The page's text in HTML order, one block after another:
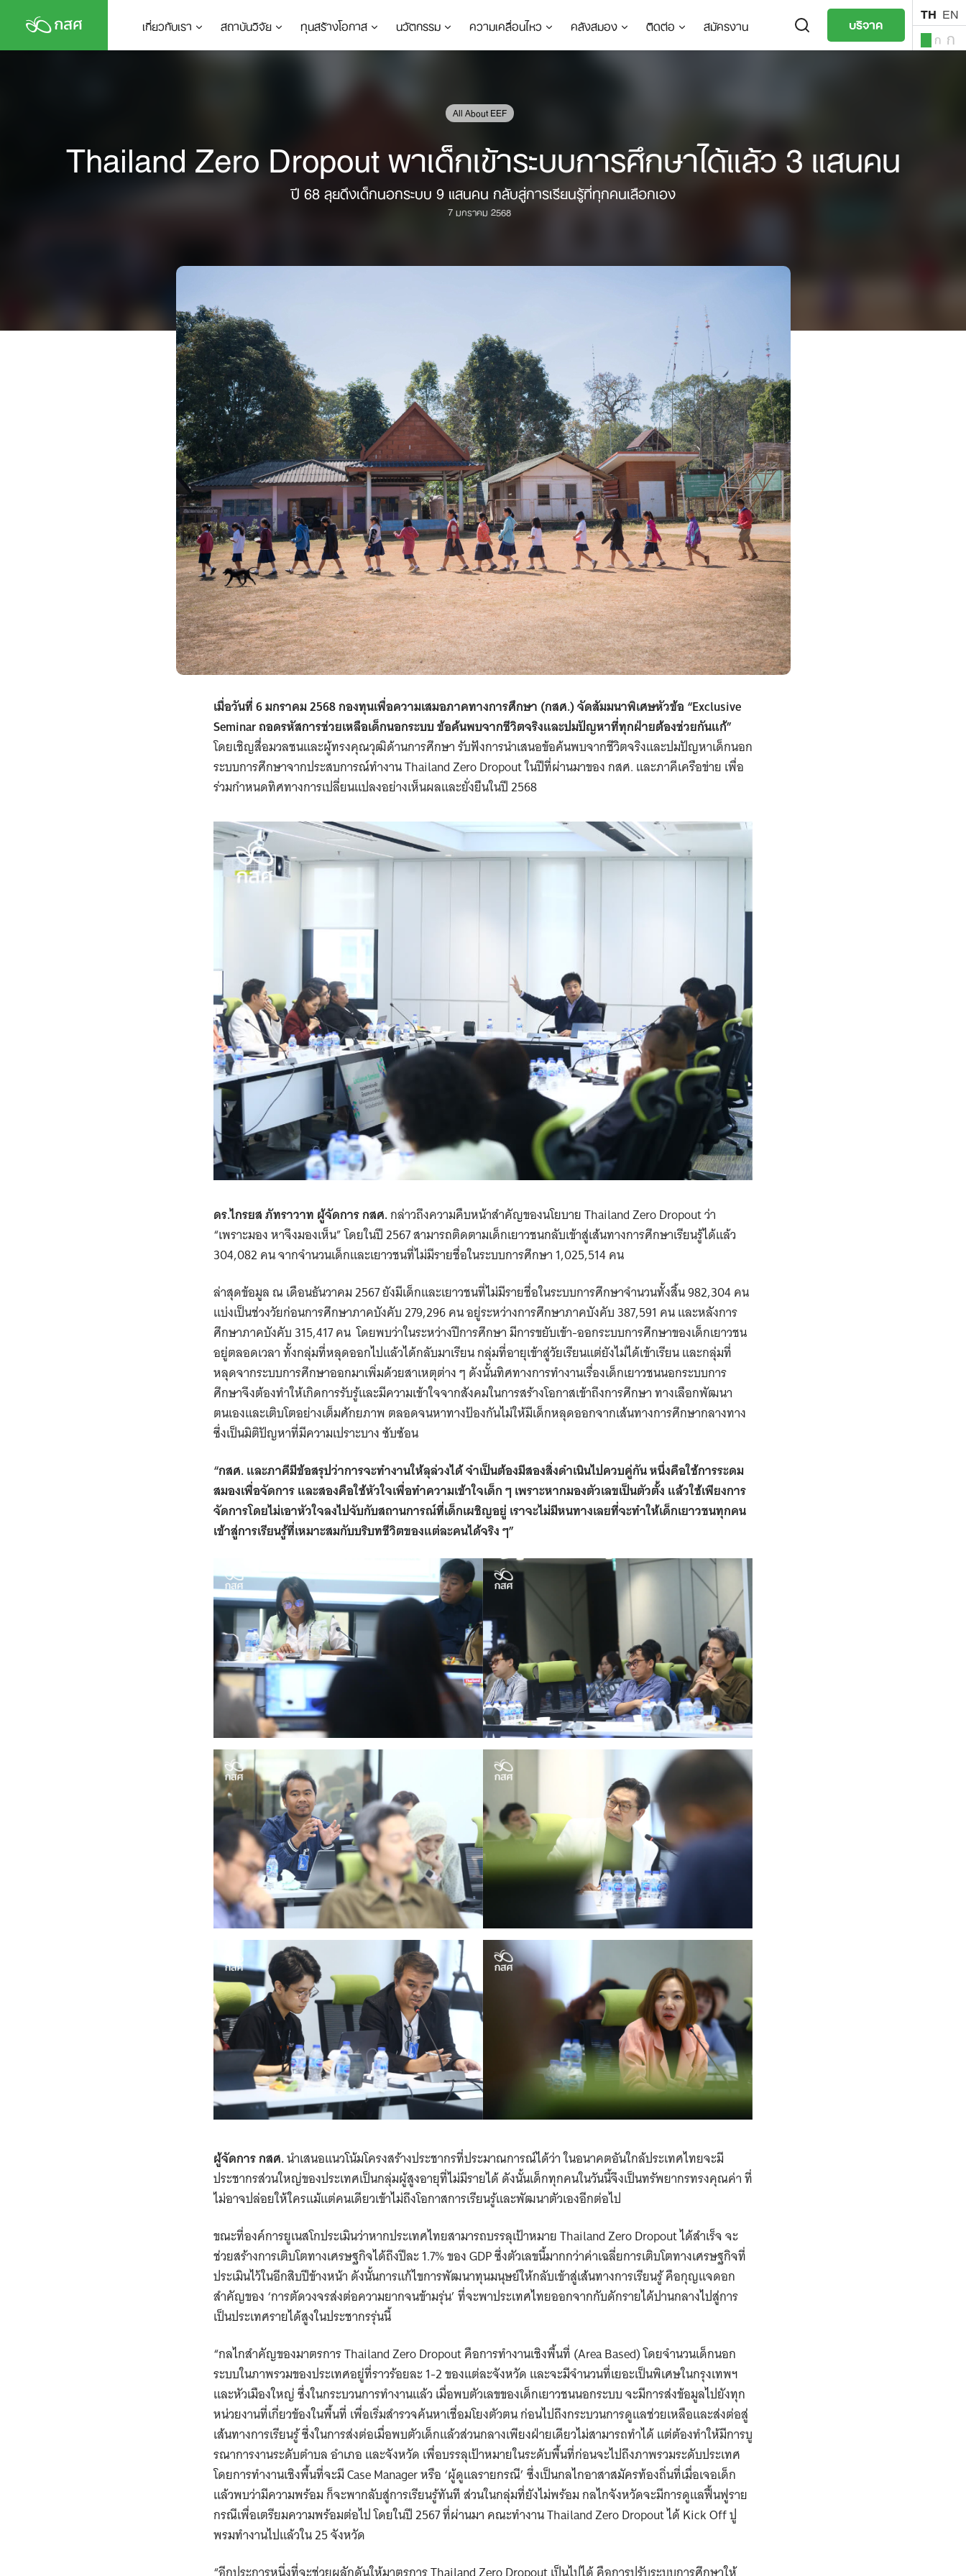
content
เกี่ยวกับเรา สถาบันวิจัย ทุนสร้างโอกาส นวัตกรรม ความเคลื่อนไหว คลังสมอง ติดต่อ สมัครงาน บริจาค TH EN
ก ก
Search
for:
All About EEF
Thailand Zero Dropout พาเด็กเข้าระบบการศึกษาได้แล้ว 3 แสนคน
ปี 68 ลุยดึงเด็กนอกระบบ 9 แสนคน กลับสู่การเรียนรู้ที่ทุกคนเลือกเอง
7 มกราคม 2568
เมื่อวันที่ 6 มกราคม 2568 กองทุนเพื่อความเสมอภาคทางการศึกษา (กสศ.) จัดสัมมนาพิเศษหัวข้อ “Exclusive
Seminar ถอดรหัสการช่วยเหลือเด็กนอกระบบ ข้อค้นพบจากชีวิตจริงและปมปัญหาที่ทุกฝ่ายต้องช่วยกันแก้”
โดยเชิญสื่อมวลชนและผู้ทรงคุณวุฒิด้านการศึกษา รับฟังการนำเสนอข้อค้นพบจากชีวิตจริงและปมปัญหาเด็กนอก
ระบบการศึกษาจากประสบการณ์ทำงาน Thailand Zero Dropout ในปีที่ผ่านมาของ กสศ. และภาคีเครือข่าย เพื่อ
ร่วมกำหนดทิศทางการเปลี่ยนแปลงอย่างเห็นผลและยั่งยืนในปี 2568
ดร.ไกรยส ภัทราวาท ผู้จัดการ กสศ.กล่าวถึงความคืบหน้าสำคัญของนโยบาย Thailand Zero Dropout ว่า
“เพราะมอง หาจึงมองเห็น” โดยในปี 2567 สามารถติดตามเด็กเยาวชนกลับเข้าสู่เส้นทางการศึกษาเรียนรู้ได้แล้ว
304,082 คน จากจำนวนเด็กและเยาวชนที่ไม่มีรายชื่อในระบบการศึกษา 1,025,514 คน
ล่าสุดข้อมูล ณ เดือนธันวาคม 2567 ยังมีเด็กและเยาวชนที่ไม่มีรายชื่อในระบบการศึกษาจำนวนทั้งสิ้น 982,304 คน
แบ่งเป็นช่วงวัยก่อนการศึกษาภาคบังคับ 279,296 คน อยู่ระหว่างการศึกษาภาคบังคับ 387,591 คน และหลังการ
ศึกษาภาคบังคับ 315,417 คน โดยพบว่าในระหว่างปีการศึกษา มีการขยับเข้า-ออกระบบการศึกษาของเด็กเยาวชน
อยู่ตลอดเวลา ทั้งกลุ่มที่หลุดออกไปแล้วได้กลับมาเรียน กลุ่มที่อายุเข้าสู่วัยเรียนแต่ยังไม่ได้เข้าเรียน และกลุ่มที่
หลุดจากระบบการศึกษาออกมาเพิ่มด้วยสาเหตุต่าง ๆ ดังนั้นทิศทางการทำงานเรื่องเด็กเยาวชนนอกระบบการ
ศึกษาจึงต้องทำให้เกิดการรับรู้และมีความเข้าใจจากสังคมในการสร้างโอกาสเข้าถึงการศึกษา ทางเลือกพัฒนา
ตนเองและเติบโตอย่างเต็มศักยภาพ ตลอดจนหาทางป้องกันไม่ให้มีเด็กหลุดออกจากเส้นทางการศึกษากลางทาง
ซึ่งเป็นมิติปัญหาที่มีความเปราะบาง ซับซ้อน
“กสศ. และภาคีมีข้อสรุปว่าการจะทำงานให้ลุล่วงได้ จำเป็นต้องมีสองสิ่งดำเนินไปควบคู่กัน หนึ่งคือใช้การระดม
สมองเพื่อจัดการ และสองคือใช้หัวใจเพื่อทำความเข้าใจเด็ก ๆ เพราะหากมองตัวเลขเป็นตัวตั้ง แล้วใช้เพียงการ
จัดการโดยไม่เอาหัวใจลงไปจับกับสถานการณ์ที่เด็กเผชิญอยู่ เราจะไม่มีหนทางเลยที่จะทำให้เด็กเยาวชนทุกคน
เข้าสู่การเรียนรู้ที่เหมาะสมกับบริบทชีวิตของแต่ละคนได้จริง ๆ”
ผู้จัดการ กสศ.นำเสนอแนวโน้มโครงสร้างประชากรที่ประมาณการณ์ได้ว่า ในอนาคตอันใกล้ประเทศไทยจะมี
ประชากรส่วนใหญ่ของประเทศเป็นกลุ่มผู้สูงอายุที่ไม่มีรายได้ ดังนั้นเด็กทุกคนในวันนี้จึงเป็นทรัพยากรทรงคุณค่า ที่
ไม่อาจปล่อยให้ใครแม้แต่คนเดียวเข้าไม่ถึงโอกาสการเรียนรู้และพัฒนาตัวเองอีกต่อไป
ขณะที่องค์การยูเนสโกประเมินว่าหากประเทศไทยสามารถบรรลุเป้าหมาย Thailand Zero Dropout ได้สำเร็จ จะ
ช่วยสร้างการเติบโตทางเศรษฐกิจได้ถึงปีละ 1.7% ของ GDP ซึ่งตัวเลขนี้มากกว่าค่าเฉลี่ยการเติบโตทางเศรษฐกิจที่
ประเมินไว้ในอีกสิบปีข้างหน้า ดังนั้นการแก้ไขการพัฒนาทุนมนุษย์ให้กลับเข้าสู่เส้นทางการเรียนรู้ คือกุญแจดอก
สำคัญของ ‘การตัดวงจรส่งต่อความยากจนข้ามรุ่น’ ที่จะพาประเทศไทยออกจากกับดักรายได้ปานกลางไปสู่การ
เป็นประเทศรายได้สูงในประชากรรุ่นนี้
“กลไกสำคัญของมาตรการ Thailand Zero Dropout คือการทำงานเชิงพื้นที่ (Area Based) โดยจำนวนเด็กนอก
ระบบในภาพรวมของประเทศอยู่ที่ราวร้อยละ 1-2 ของแต่ละจังหวัด และจะมีจำนวนที่เยอะเป็นพิเศษในกรุงเทพฯ
และหัวเมืองใหญ่ ซึ่งในกระบวนการทำงานแล้ว เมื่อพบตัวเลขของเด็กเยาวชนนอกระบบ จะมีการส่งข้อมูลไปยังทุก
หน่วยงานที่เกี่ยวข้องในพื้นที่ เพื่อเริ่มสำรวจค้นหาเชื่อมโยงตัวตน ก่อนไปถึงกระบวนการดูแลช่วยเหลือและส่งต่อสู่
เส้นทางการเรียนรู้ ซึ่งในการส่งต่อเมื่อพบตัวเด็กแล้วส่วนกลางเพียงฝ่ายเดียวไม่สามารถทำได้ แต่ต้องทำให้มีการบู
รณาการงานระดับตำบล อำเภอ และจังหวัด เพื่อบรรลุเป้าหมายในระดับพื้นที่ก่อนจะไปถึงภาพรวมระดับประเทศ
โดยการทำงานเชิงพื้นที่จะมี Case Manager หรือ ‘ผู้ดูแลรายกรณี’ ซึ่งเป็นกลไกอาสาสมัครท้องถิ่นที่เมื่อเจอเด็ก
แล้วพบว่ามีความพร้อม ก็จะพากลับสู่การเรียนรู้ทันที ส่วนในกลุ่มที่ยังไม่พร้อม กลไกจังหวัดจะมีการดูแลฟื้นฟูราย
กรณีเพื่อเตรียมความพร้อมต่อไป โดยในปี 2567 ที่ผ่านมา คณะทำงาน Thailand Zero Dropout ได้ Kick Off ปู
พรมทำงานไปแล้วใน 25 จังหวัด